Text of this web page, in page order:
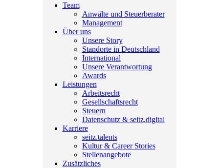
Team
Anwälte und Steuerberater
Management
Über uns
Unsere Story
Standorte in Deutschland
International
Unsere Verantwortung
Awards
Leistungen
Arbeitsrecht
Gesellschaftsrecht
Steuern
Datenschutz & seitz.digital
Karriere
seitz.talents
Kultur & Career Stories
Stellenangebote
Zusätzliches